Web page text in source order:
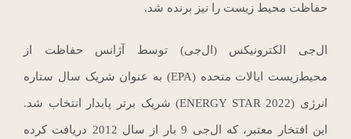
حفاظت محیط زیست را نیز برنده شد.
ال‌جی الکترونیکس (ال‌جی) توسط آژانس حفاظت از
محیط‌زیست ایالات متحده (EPA) به عنوان شریک سال ستاره
انرژی (2022 ENERGY STAR) شریک برتر پایدار انتخاب شد.
این افتخار معتبر، که ال‌جی 9 بار از سال 2012 دریافت کرده